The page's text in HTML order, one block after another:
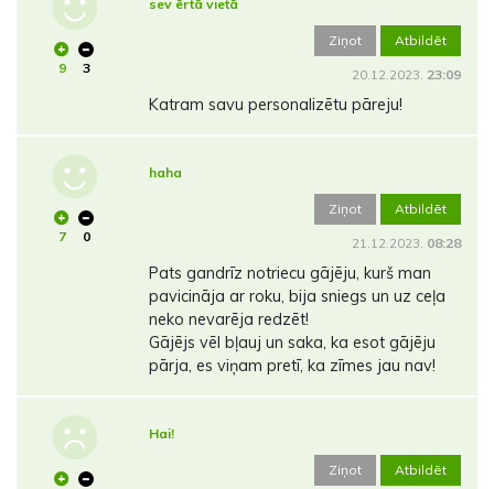
9 3
sev ērtā vietā
Ziņot Atbildēt
20.12.2023. 23:09
Katram savu personalizētu pāreju!
7 0
haha
Ziņot Atbildēt
21.12.2023. 08:28
Pats gandrīz notriecu gājēju, kurš man
pavicināja ar roku, bija sniegs un uz ceļa
neko nevarēja redzēt!
Gājējs vēl bļauj un saka, ka esot gājēju
pārja, es viņam pretī, ka zīmes jau nav!
Hai!
Ziņot Atbildēt